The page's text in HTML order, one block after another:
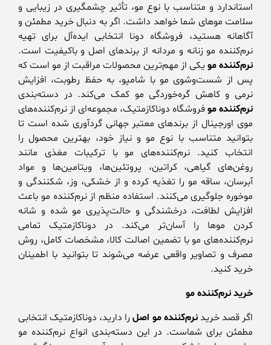
استاندارد و متناسب با نوع مو، تأثیر چشمگیری در زیبایی و
سلامت موهای شما خواهد داشت. اگر به دنبال خرید مطمئن و
آگاهانه هستید، فروشگاه دونا انتخابی ایده‌آل برای تهیه
نرم‌کننده مو زنانه و مردانه از برندهای اصل و باکیفیت است.
نرم‌کننده مو یکی از مهم‌ترین محصولات مراقبت از مو است که
پس از شست‌وشوی مو با شامپو، به حفظ رطوبت، افزایش
نرمی و کاهش گره‌خوردگی مو کمک می‌کند. در دسته‌بندی
نرم‌کننده موفروشگاه دوناکازمتیک، مجموعه‌ای از نرم‌کننده‌های
موی اورجینال از برندهای معتبر جهانی گردآوری شده است تا
بتوانید متناسب با نوع مو و نیاز خود، بهترین محصول را
انتخاب کنید. نرم‌کننده‌های مو با ترکیبات مغذی مانند
روغن‌های گیاهی، کراتین، پروتئین‌ها، ویتامین‌ها و مواد
آبرسان، ساقه مو را تغذیه کرده و از خشکی، وز، شکنندگی و
موخوره جلوگیری می‌کنند. استفاده منظم از نرم‌کننده مو باعث
افزایش لطافت، درخشندگی و حالت‌پذیری مو شده و شانه
کردن موها را آسان‌تر می‌کند. در دوناکازمتیک تمامی
نرم‌کننده‌های مو با تضمین اصالت کالا، مشخصات کامل، روش
مصرف و تصاویر واقعی عرضه می‌شوند تا بتوانید با اطمینان
خرید کنید.
خرید نرم‌کننده مو
اگر قصد خریدنرم‌کننده مو اصلرا دارید، دوناکازمتیک انتخابی
مطمئن برای شماست. در این دسته‌بندی انواع نرم‌کننده مو